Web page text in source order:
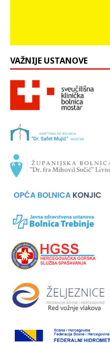
VAŽNIJE USTANOVE